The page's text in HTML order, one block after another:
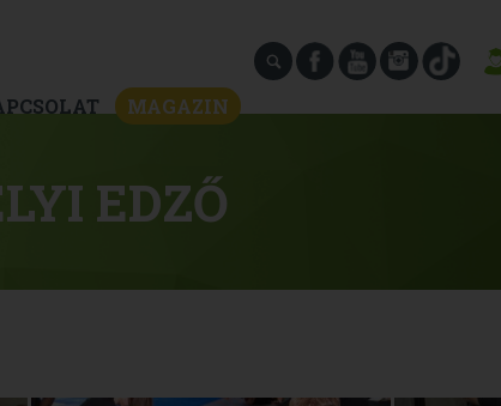
MAGAZIN
EDZŐ